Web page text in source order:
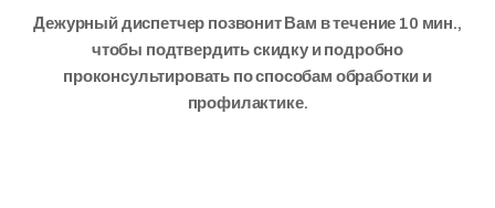
Кемерово
Керчь
Киров
Дежурный диспетчер позвонит Вам в течение 10 мин.,
чтобы подтвердить скидку и подробно
проконсультировать по способам обработки и
профилактике.